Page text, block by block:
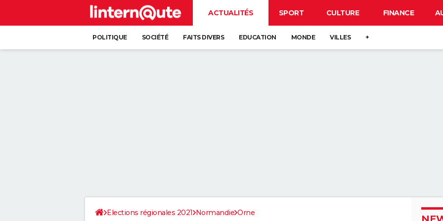
ACTUALITÉS SPORT CULTURE FINANCE
POLITIQUE SOCIÉTÉ FAITS DIVERS EDUCATION MONDE VILLES +
Elections régionales 2021 Normandie Orne